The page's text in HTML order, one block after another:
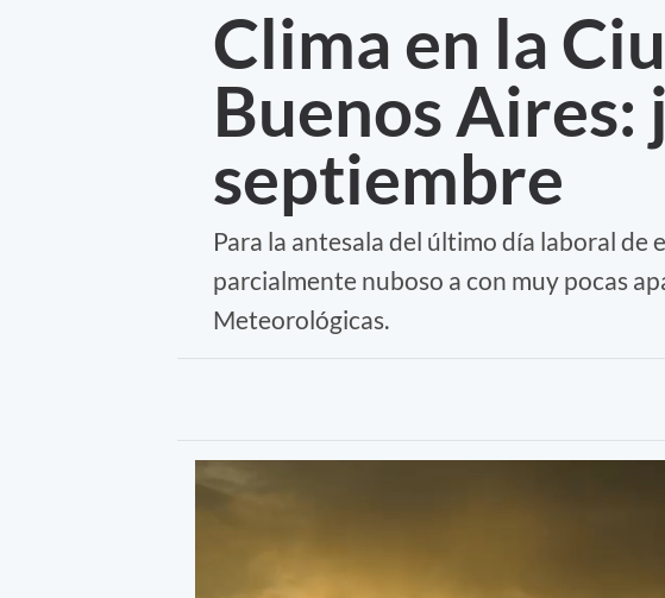
Clima en la
Buenos Aires:
septiembre
Para la antesala del último día laboral de
parcialmente nuboso a con muy pocas
Meteorológicas.